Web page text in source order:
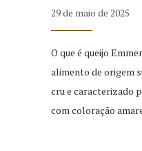
29 de maio de 2025
O que é queijo
alimento de origem
cru e caracterizado
com coloração